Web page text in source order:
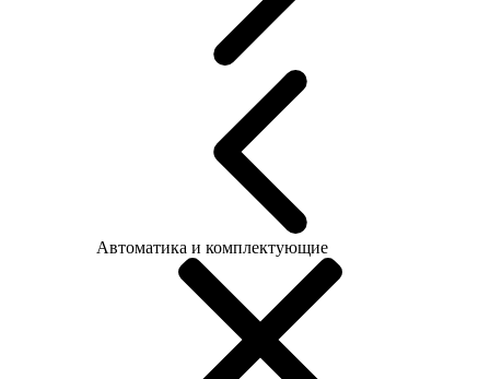
Автоматика и комплектующие